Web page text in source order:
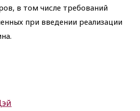
в том числе требований
при введении реализации